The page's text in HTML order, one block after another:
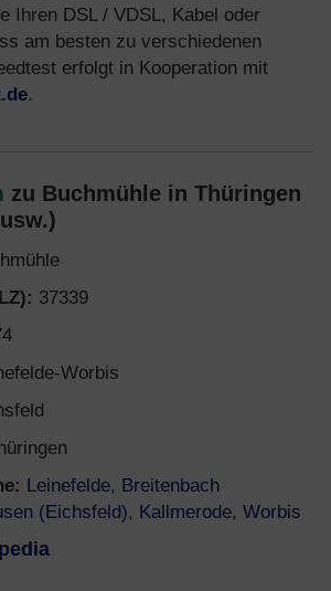
Ihren DSL / VDSL, Kabel oder
am besten zu verschiedenen
erfolgt in Kooperation mit
.
zu Buchmühle in Thüringen
37339
Worbis
Leinefelde, Breitenbach
(Eichsfeld), Kallmerode, Worbis